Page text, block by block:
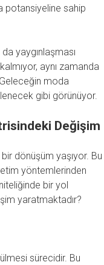
potansiyeline sahip
yaygınlaşması
aynı zamanda
moda
gibi görünüyor.
Değişim
dönüşüm yaşıyor. Bu
yöntemlerinden
bir yol
yaratmaktadır?
sürecidir. Bu